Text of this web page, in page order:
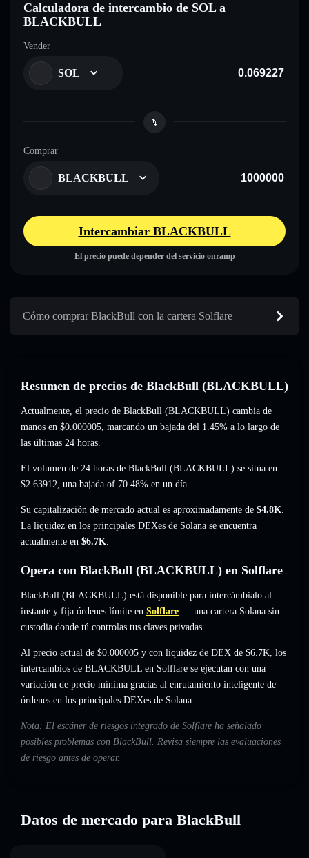
Calculadora de intercambio de SOL a
BLACKBULL
Vender
SOL
Comprar
BLACKBULL
Intercambiar BLACKBULL
El precio puede depender del servicio onramp
Cómo comprar BlackBull con la cartera Solflare
Resumen de precios de BlackBull (BLACKBULL)
Actualmente, el precio de BlackBull (BLACKBULL) cambia de
manos en $0.000005, marcando un bajada del 1.45% a lo largo de
las últimas 24 horas.
El volumen de 24 horas de BlackBull (BLACKBULL) se sitúa en
$2.63912, una bajada of 70.48% en un día.
Su capitalización de mercado actual es aproximadamente de $4.8K.
La liquidez en los principales DEXes de Solana se encuentra
actualmente en $6.7K.
Opera con BlackBull (BLACKBULL) en Solflare
BlackBull (BLACKBULL) está disponible para intercámbialo al
instante y fija órdenes límite en Solflare — una cartera Solana sin
custodia donde tú controlas tus claves privadas.
Al precio actual de $0.000005 y con liquidez de DEX de $6.7K, los
intercambios de BLACKBULL en Solflare se ejecutan con una
variación de precio mínima gracias al enrutamiento inteligente de
órdenes en los principales DEXes de Solana.
Nota: El escáner de riesgos integrado de Solflare ha señalado
posibles problemas con BlackBull. Revisa siempre las evaluaciones
de riesgo antes de operar.
Datos de mercado para BlackBull